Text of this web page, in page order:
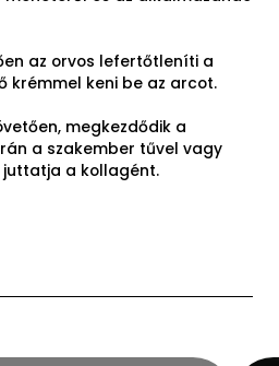
az orvos lefertőtleníti a
krémmel keni be az arcot.
megkezdődik a
a szakember tűvel vagy
a kollagént.